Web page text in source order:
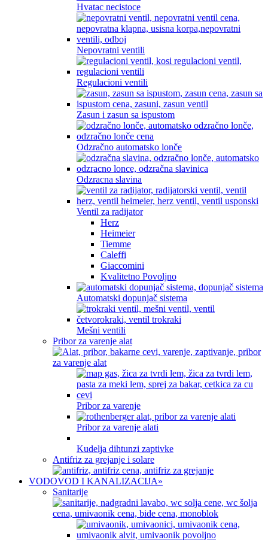
Hvatac necistoce
Nepovratni ventili
Regulacioni ventili
Zasun i zasun sa ispustom
Odzračno automatsko lonče
Odzracna slavina
Ventil za radijator
Herz
Heimeier
Tiemme
Caleffi
Giaccomini
Kvalitetno Povoljno
Automatski dopunjač sistema
Mešni ventili
Pribor za varenje alat
Pribor za varenje
Pribor za varenje alati
Kudelja dihtunzi zaptivke
Antifriz za grejanje i solare
VODOVOD I KANALIZACIJA»
Sanitarije